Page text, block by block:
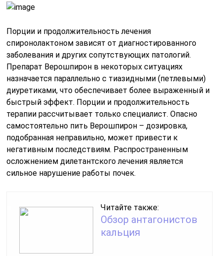
Порции и продолжительность лечения
спиронолактоном зависят от диагностированного
заболевания и других сопутствующих патологий.
Препарат Верошпирон в некоторых ситуациях
назначается параллельно с тиазидными (петлевыми)
диуретиками, что обеспечивает более выраженный и
быстрый эффект. Порции и продолжительность
терапии рассчитывает только специалист. Опасно
самостоятельно пить Верошпирон – дозировка,
подобранная неправильно, может привести к
негативным последствиям. Распространенным
осложнением дилетантского лечения является
сильное нарушение работы почек.
Читайте также:
Обзор антагонистов
кальция